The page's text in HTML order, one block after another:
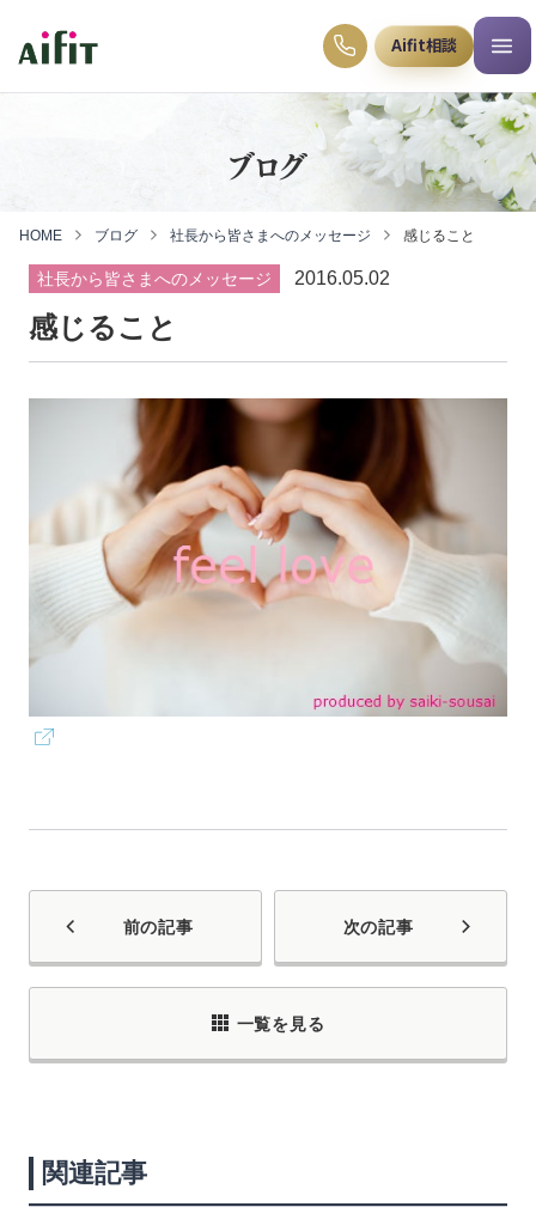
Aifit相談
ブログ
HOME ブログ 社長から皆さまへのメッセージ 感じること
社長から皆さまへのメッセージ 2016.05.02
感じること
前の記事 次の記事
一覧を見る
関連記事